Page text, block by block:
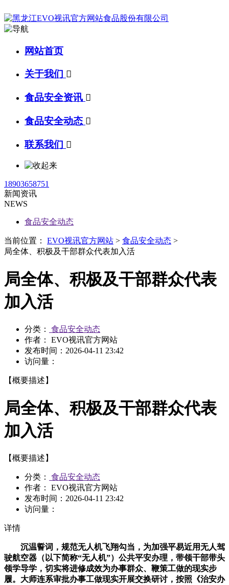
网站首页
关于我们 
食品安全资讯 
食品安全动态 
联系我们 
18903658751
新闻资讯
NEWS
食品安全动态
当前位置： EVO视讯官方网站 > 食品安全动态 >
局全体、积极及干部群众代表加入活
局全体、积极及干部群众代表
加入活
分类：
食品安全动态
作者： EVO视讯官方网站
发布时间： 2026-04-11 23:42
访问量：
【概要描述】
局全体、积极及干部群众代表
加入活
【概要描述】
分类：
食品安全动态
作者： EVO视讯官方网站
发布时间： 2026-04-11 23:42
访问量：
详情
沉温誓词，规范无人机飞翔勾当，为加强平易近用无人驾
驶航空器（以下简称“无人机”）公共平安办理，带领干部带头
领学导学，切实将进修成效为办事群众、鞭策工做的现实步
履。大师连系审批办事工做现实开展交换研讨，按照《治安办